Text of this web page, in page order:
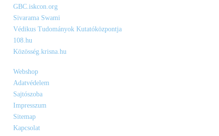
GBC.iskcon.org
Sivarama Swami
Védikus Tudományok Kutatóközpontja
108.hu
Közösség.krisna.hu
Webshop
Adatvédelem
Sajtószoba
Impresszum
Sitemap
Kapcsolat